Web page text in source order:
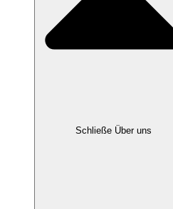
Schließe Über uns